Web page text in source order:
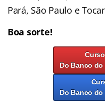
Pará, São Paulo e
Boa sorte!
Do Banco do
Do Banco do